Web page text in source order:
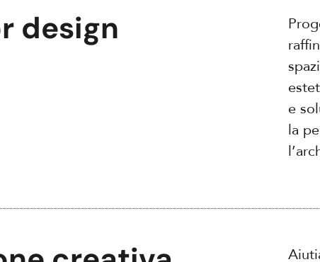
design
e
la